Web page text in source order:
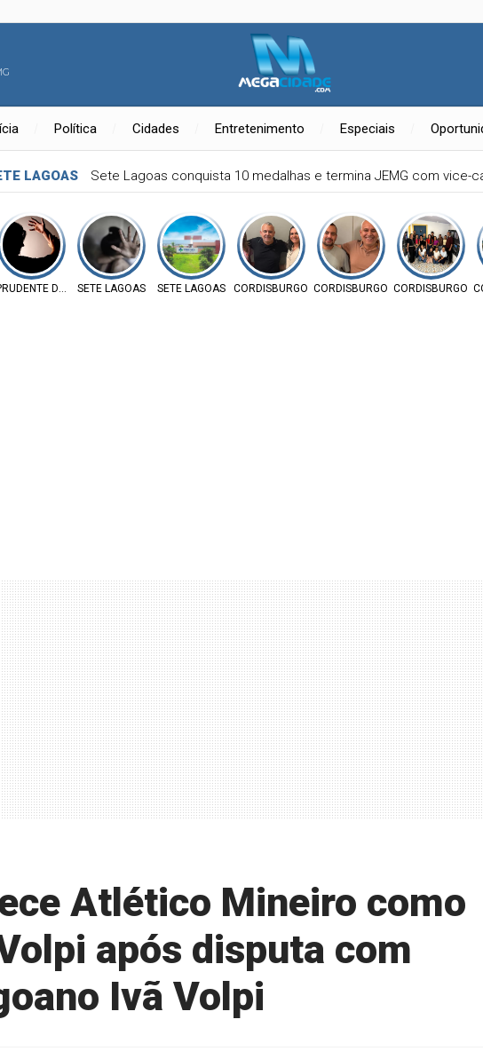
Política Cidades Entretenimento Especiais
LAGOAS Sete Lagoas conquista 10 medalhas e termina JEMG com vice-
DE MORAIS
SETE LAGOAS SETE LAGOAS CORDISBURGO CORDISBURGO CORDISBURGO
Atlético Mineiro como
após disputa com
Ivã Volpi